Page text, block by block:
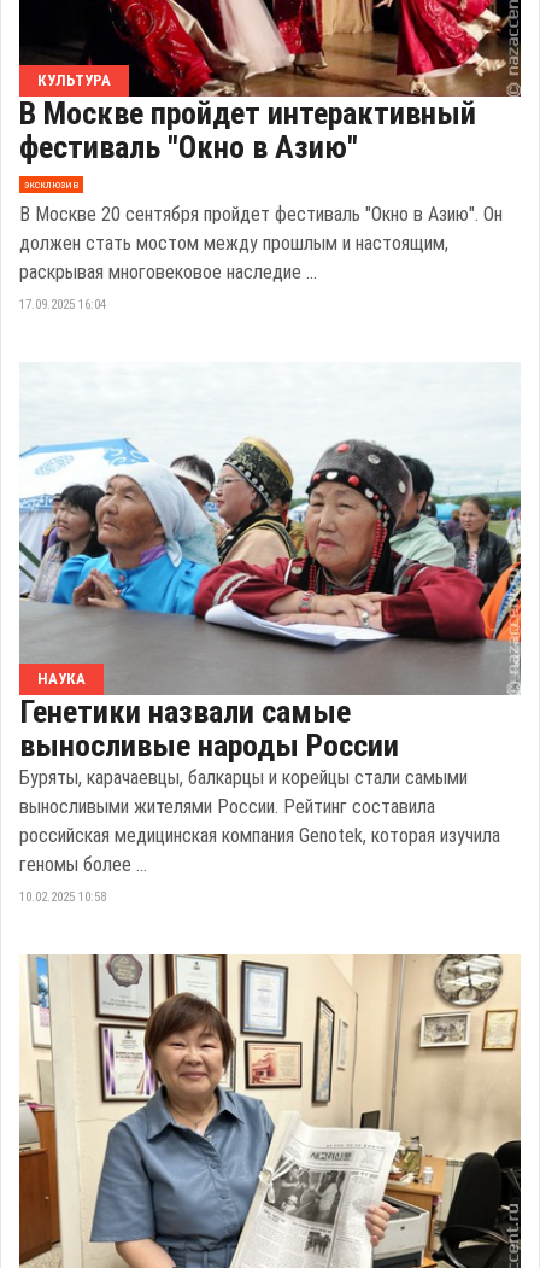
КУЛЬТУРА
В Москве пройдет интерактивный
фестиваль "Окно в Азию"
эксклюзив
В Москве 20 сентября пройдет фестиваль "Окно в Азию". Он
должен стать мостом между прошлым и настоящим,
раскрывая многовековое наследие ...
17.09.2025 16:04
НАУКА
Генетики назвали самые
выносливые народы России
Буряты, карачаевцы, балкарцы и корейцы стали самыми
выносливыми жителями России. Рейтинг составила
российская медицинская компания Genotek, которая изучила
геномы более ...
10.02.2025 10:58